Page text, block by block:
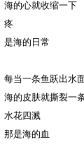
海的心就收缩一下
疼
是海的日常
每当一条鱼跃出水
海的皮肤就撕裂一
水花四溅
那是海的血